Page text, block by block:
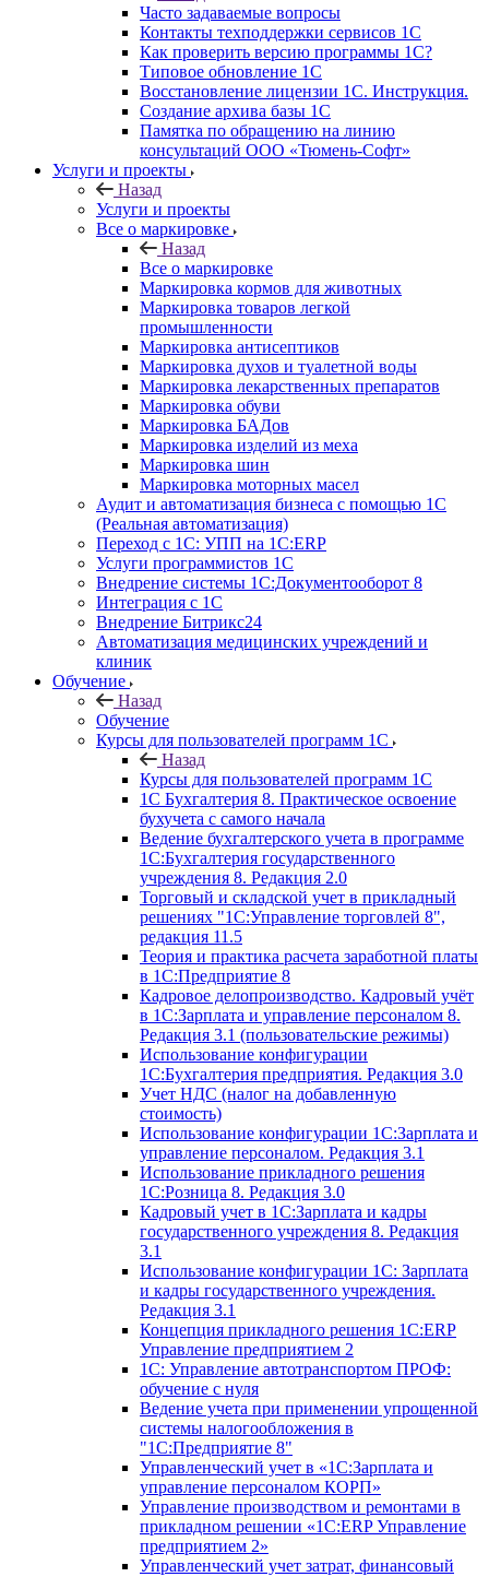
Часто задаваемые вопросы
Контакты техподдержки сервисов 1С
Как проверить версию программы 1С?
Типовое обновление 1С
Восстановление лицензии 1С. Инструкция.
Создание архива базы 1С
Памятка по обращению на линию
консультаций ООО «Тюмень-Софт»
Услуги и проекты
Назад
Услуги и проекты
Все о маркировке
Назад
Все о маркировке
Маркировка кормов для животных
Маркировка товаров легкой
промышленности
Маркировка антисептиков
Маркировка духов и туалетной воды
Маркировка лекарственных препаратов
Маркировка обуви
Маркировка БАДов
Маркировка изделий из меха
Маркировка шин
Маркировка моторных масел
Аудит и автоматизация бизнеса с помощью 1С
(Реальная автоматизация)
Переход с 1С: УПП на 1С:ERP
Услуги программистов 1С
Внедрение системы 1С:Документооборот 8
Интеграция с 1С
Внедрение Битрикс24
Автоматизация медицинских учреждений и
клиник
Обучение
Назад
Обучение
Курсы для пользователей программ 1С
Назад
Курсы для пользователей программ 1С
1С Бухгалтерия 8. Практическое освоение
бухучета с самого начала
Ведение бухгалтерского учета в программе
1С:Бухгалтерия государственного
учреждения 8. Редакция 2.0
Торговый и складской учет в прикладный
решениях "1С:Управление торговлей 8",
редакция 11.5
Теория и практика расчета заработной платы
в 1С:Предприятие 8
Кадровое делопроизводство. Кадровый учёт
в 1С:Зарплата и управление персоналом 8.
Редакция 3.1 (пользовательские режимы)
Использование конфигурации
1С:Бухгалтерия предприятия. Редакция 3.0
Учет НДС (налог на добавленную
стоимость)
Использование конфигурации 1С:Зарплата и
управление персоналом. Редакция 3.1
Использование прикладного решения
1С:Розница 8. Редакция 3.0
Кадровый учет в 1С:Зарплата и кадры
государственного учреждения 8. Редакция
3.1
Использование конфигурации ‎1С: Зарплата
и кадры государственного учреждения.
Редакция 3.1
Концепция прикладного решения 1С:ERP
Управление предприятием 2
1С: Управление автотранспортом ПРОФ:
обучение с нуля
Ведение учета при применении упрощенной
системы налогообложения в
"1С:Предприятие 8"
Управленческий учет в «1C:Зарплата и
управление персоналом КОРП»
Управление производством и ремонтами в
прикладном решении «1С:ERP Управление
предприятием 2»
Управленческий учет затрат, финансовый